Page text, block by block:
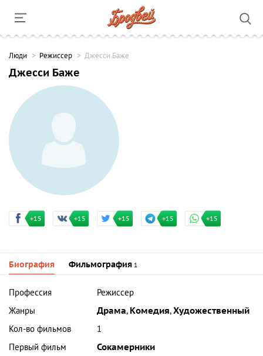
Люди Режиссер Джесси Баже
Джесси Баже
+15 +15 +15 +15 +15
Биография Фильмография 1
Профессия
Режиссер
Жанры
Драма, Комедия,Художественный
Кол-во фильмов
1
Первый фильм
Сокамерники